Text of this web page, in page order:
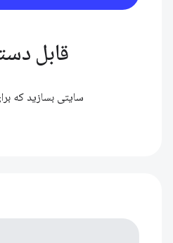
قابل
سایتی بسازید که